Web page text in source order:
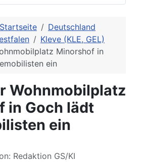
Startseite
Deutschland
Kleve (KLE, GEL)
Minorshof in
ein
Wohnmobilplatz
in Goch lädt
ein
Redaktion GS/KI